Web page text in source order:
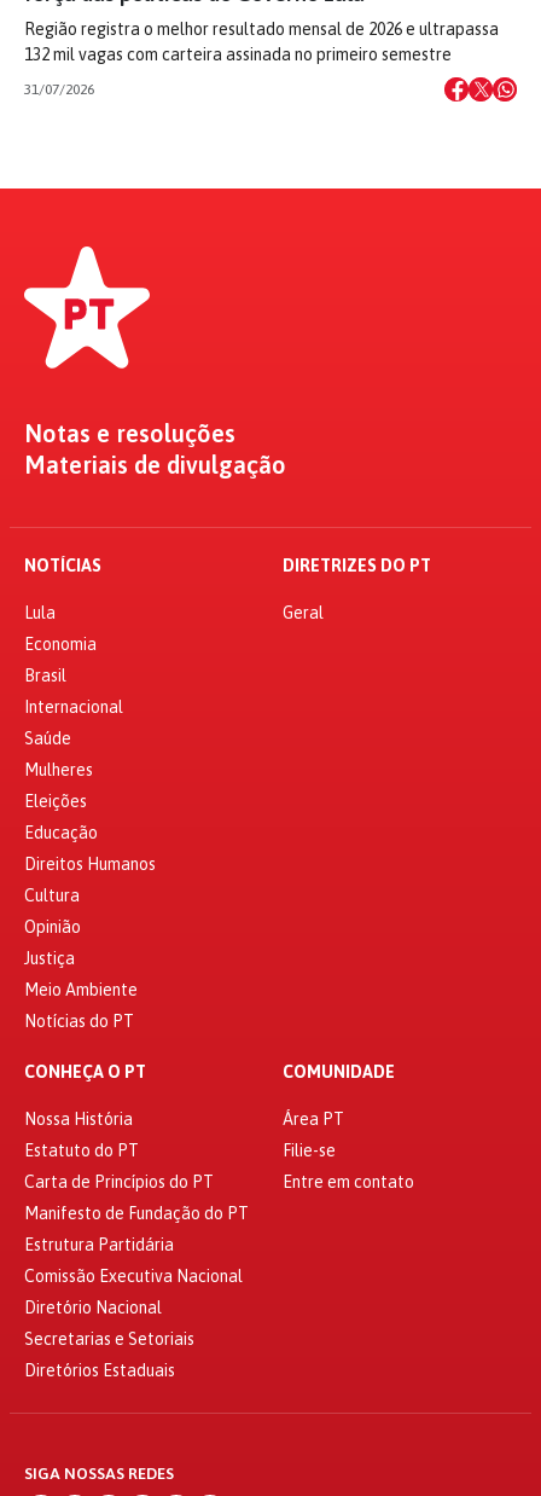
Região registra o melhor resultado mensal de 2026 e ultrapassa
132 mil vagas com carteira assinada no primeiro semestre
31/07/2026
Notas e resoluções
Materiais de divulgação
NOTÍCIAS
Lula
Economia
Brasil
Internacional
Saúde
Mulheres
Eleições
Educação
Direitos Humanos
Cultura
Opinião
Justiça
Meio Ambiente
Notícias do PT
DIRETRIZES DO PT
Geral
CONHEÇA O PT
Nossa História
Estatuto do PT
Carta de Princípios do PT
Manifesto de Fundação do PT
Estrutura Partidária
Comissão Executiva Nacional
Diretório Nacional
Secretarias e Setoriais
Diretórios Estaduais
COMUNIDADE
Área PT
Filie-se
Entre em contato
SIGA NOSSAS REDES